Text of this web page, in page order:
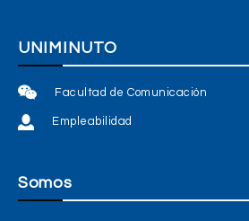
UNIMINUTO
Facultad de Comunicación
Empleabilidad
Somos